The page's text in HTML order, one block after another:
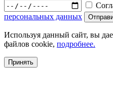
персональных данных
Используя данный сайт, вы
файлов cookie, подробнее.
Принять